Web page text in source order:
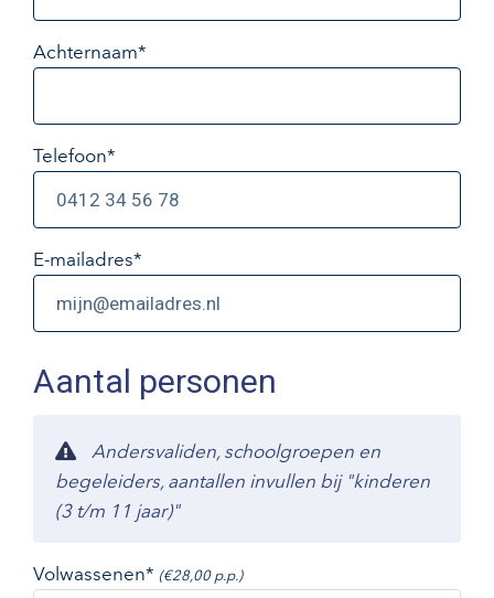
Achternaam*
Telefoon*
E-mailadres*
Aantal personen
Andersvaliden, schoolgroepen en
begeleiders, aantallen invullen bij "kinderen
(3 t/m 11 jaar)"
Volwassenen* (€28,00 p.p.)